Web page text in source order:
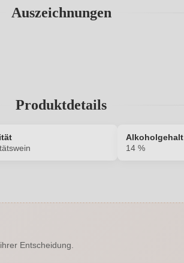
Auszeichnungen
Produktdetails
Alkoholgehalt
14 %
Entscheidung.